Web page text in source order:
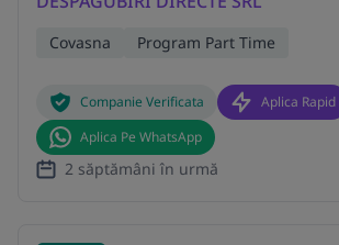
Covasna Program Part Time
Companie Verificata
Aplica Rapid
Aplica Pe WhatsApp
2 săptămâni în urmă